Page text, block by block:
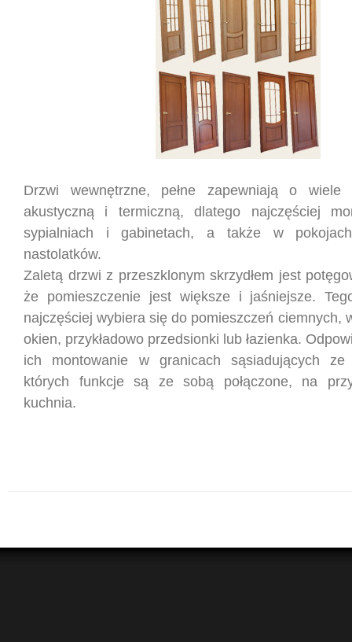
Drzwi wewnętrzne, pełne zapewniają o wiele
akustyczną i termiczną, dlatego najczęściej
sypialniach i gabinetach, a także w pokojach
nastolatków.
Zaletą drzwi z przeszklonym skrzydłem jest
że pomieszczenie jest większe i jaśniejsze.
najczęściej wybiera się do pomieszczeń ciemnych,
okien, przykładowo przedsionki lub łazienka.
ich montowanie w granicach sąsiadujących ze
których funkcje są ze sobą połączone, na
kuchnia.